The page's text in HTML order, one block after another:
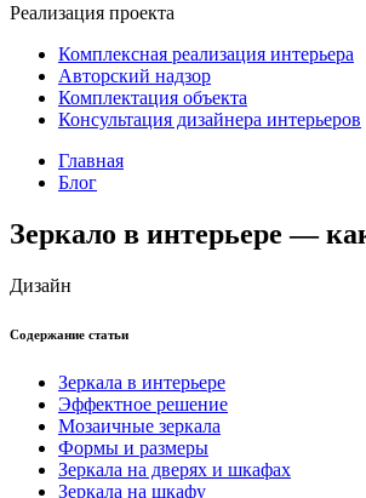
Реализация проекта
Комплексная реализация интерьера
Авторский надзор
Комплектация объекта
Консультация дизайнера интерьеров
Главная
Блог
Зеркало в интерьере —
Дизайн
Содержание статьи
Зеркала в интерьере
Эффектное решение
Мозаичные зеркала
Формы и размеры
Зеркала на дверях и шкафах
Зеркала на шкафу